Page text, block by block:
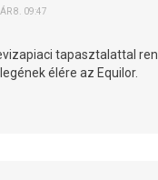
8. 09:47
tapasztalattal
élére az Equilor.